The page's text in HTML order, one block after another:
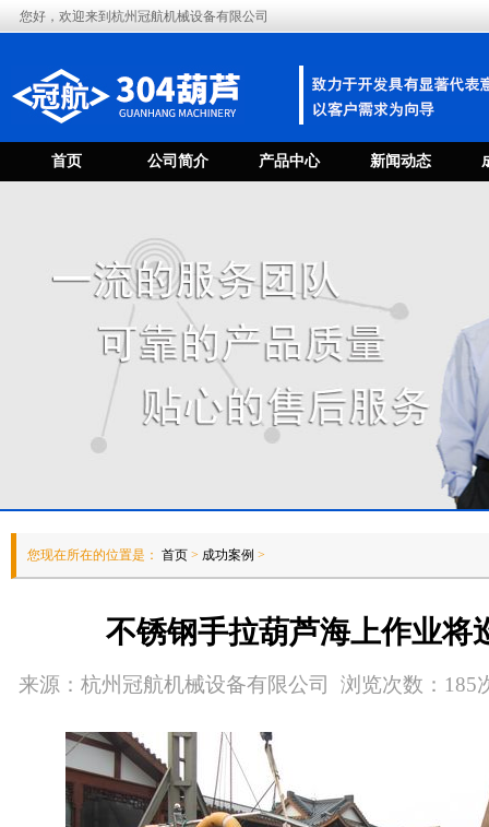
您好，欢迎来到杭州冠航机械设备有限公司
首页 公司简介 产品中心 新闻动态
您现在所在的位置是： 首页 > 成功案例 >
不锈钢手拉葫芦海上作业将
来源：杭州冠航机械设备有限公司 浏览次数：185